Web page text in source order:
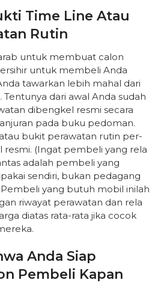
Time Line Atau
Rutin
untuk membuat calon
untuk membeli Anda
tawarkan lebih mahal dari
Tentunya dari awal Anda sudah
dibengkel resmi secara
pada buku pedoman.
bukit perawatan rutin per-
(Ingat pembeli yang rela
adalah pembeli yang
sendiri, bukan pedagang
yang butuh mobil inilah
riwayat perawatan dan rela
diatas rata-rata jika cocok
Anda Siap
Pembeli Kapan